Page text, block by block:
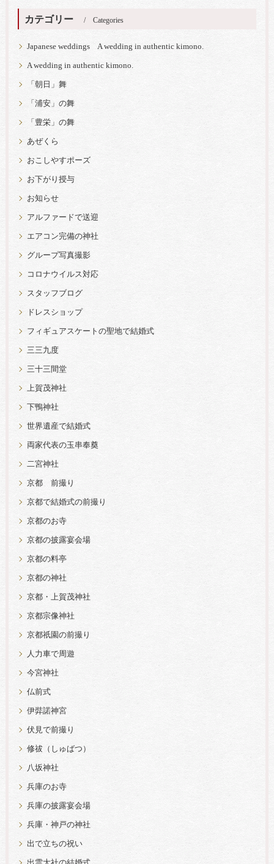
カテゴリー Categories
Japanese weddings A wedding in authentic kimono.
A wedding in authentic kimono.
「朝日」舞
「浦安」の舞
「豊栄」の舞
あぜくら
おこしやすポーズ
お下がり授与
お知らせ
アルファードで送迎
エアコン完備の神社
グループ写真撮影
コロナウイルス対応
スタッフブログ
ドレスショップ
フィギュアスケートの聖地で結婚式
三三九度
三十三間堂
上賀茂神社
下鴨神社
世界遺産で結婚式
両家代表の玉串奉奠
二宮神社
京都 前撮り
京都で結婚式の前撮り
京都のお寺
京都の披露宴会場
京都の料亭
京都の神社
京都・上賀茂神社
京都宗像神社
京都祇園の前撮り
人力車で周遊
今宮神社
仏前式
伊弉諾神宮
伏見で前撮り
修祓（しゅばつ）
八坂神社
兵庫のお寺
兵庫の披露宴会場
兵庫・神戸の神社
出で立ちの祝い